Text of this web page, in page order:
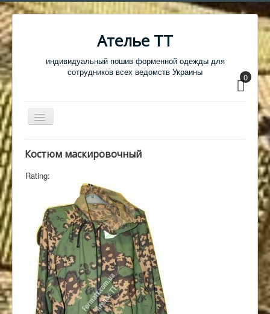
Ателье ТТ
индивидуальный пошив форменной одежды для
сотрудников всех ведомств Украины
0
Перемикач
навігації
Атрибутика
Головные уборы
Образцы тканей
Кабинет
Контакты
Костюм маскировочный
Rating: